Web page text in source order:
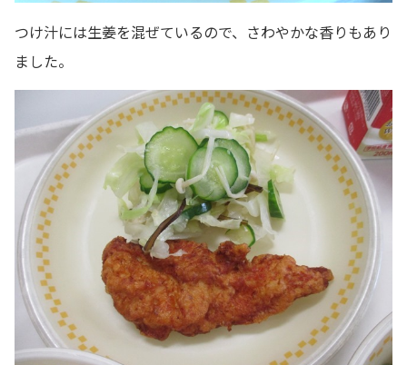
つけ汁には生姜を混ぜているので、さわやかな香りもあり
ました。